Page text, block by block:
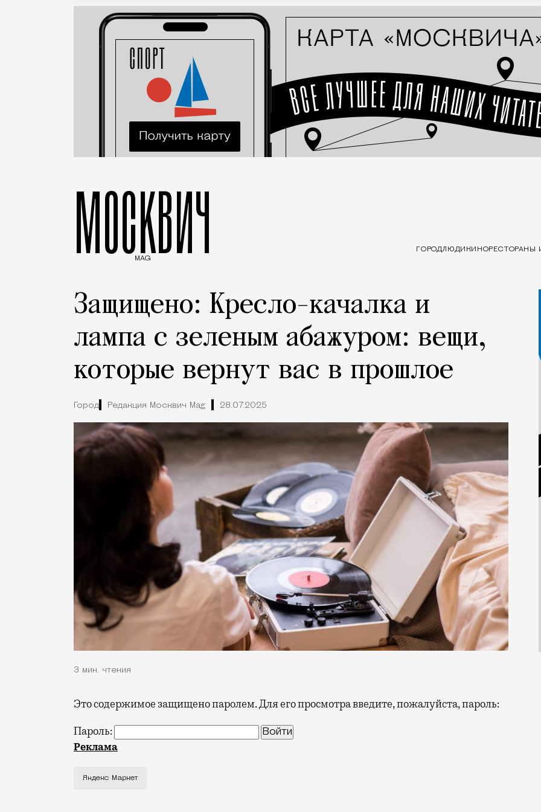
МОСКВИЧ
MAG
ГОРОДЛЮДИ КИНОРЕСТОРАНЫ
Защищено: Кресло-качалка и
лампа с зеленым абажуром: вещи,
которые вернут вас в прошлое
Город Редакция Москвич Mag 28.07.2025
3 мин. чтения
Это содержимое защищено паролем. Для его просмотра введите, пожалуйста, пароль:
Пароль:
Гобелен, который висел на даче у бабушки. Кресло-качалка, за которое были вечные
Реклама
Яндекс Маркет